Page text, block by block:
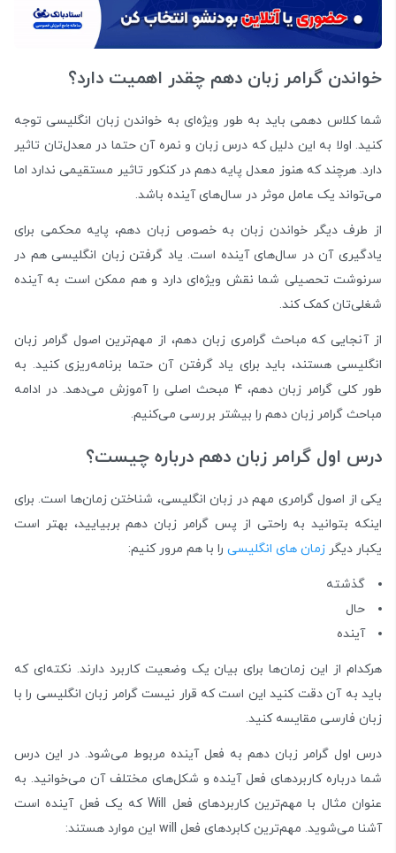
خواندن گرامر زبان دهم چقدر اهمیت دارد؟
شما کلاس دهمی باید به طور ویژه‌ای به خواندن زبان انگلیسی توجه
کنید. اولا به این دلیل که درس زبان و نمره آن حتما در معدل‌تان تاثیر
دارد. هرچند که هنوز معدل پایه دهم در کنکور تاثیر مستقیمی ندارد اما
می‌تواند یک عامل موثر در سال‌های آینده باشد.
از طرف دیگر خواندن زبان به خصوص زبان دهم، پایه محکمی برای
یادگیری آن در سال‌های آینده است. یاد گرفتن زبان انگلیسی هم در
سرنوشت تحصیلی شما نقش ویژه‌ای دارد و هم ممکن است به آینده
شغلی‌تان کمک کند.
از آنجایی که مباحث گرامری زبان دهم، از مهم‌ترین اصول گرامر زبان
انگلیسی هستند، باید برای یاد گرفتن آن حتما برنامه‌ریزی کنید. به
طور کلی گرامر زبان دهم، 4 مبحث اصلی را آموزش می‌دهد. در ادامه
مباحث گرامر زبان دهم را بیشتر بررسی می‌کنیم.
درس اول گرامر زبان دهم درباره چیست؟
یکی از اصول گرامری مهم در زبان انگلیسی، شناختن زمان‌ها است. برای
اینکه بتوانید به راحتی از پس گرامر زبان دهم بربیایید، بهتر است
یکبار دیگر زمان‌ های انگلیسی را با هم مرور کنیم:
گذشته
حال
آینده
هرکدام از این زمان‌ها برای بیان یک وضعیت کاربرد دارند. نکته‌ای که
باید به آن دقت کنید این است که قرار نیست گرامر زبان انگلیسی را با
زبان فارسی مقایسه کنید.
درس اول گرامر زبان دهم به فعل آینده مربوط می‌شود. در این درس
شما درباره کاربردهای فعل آینده و شکل‌های مختلف آن می‌خوانید. به
عنوان مثال با مهم‌ترین کاربردهای فعل Will که یک فعل آینده است
آشنا می‌شوید. مهم‌ترین کابردهای فعل will این موارد هستند: